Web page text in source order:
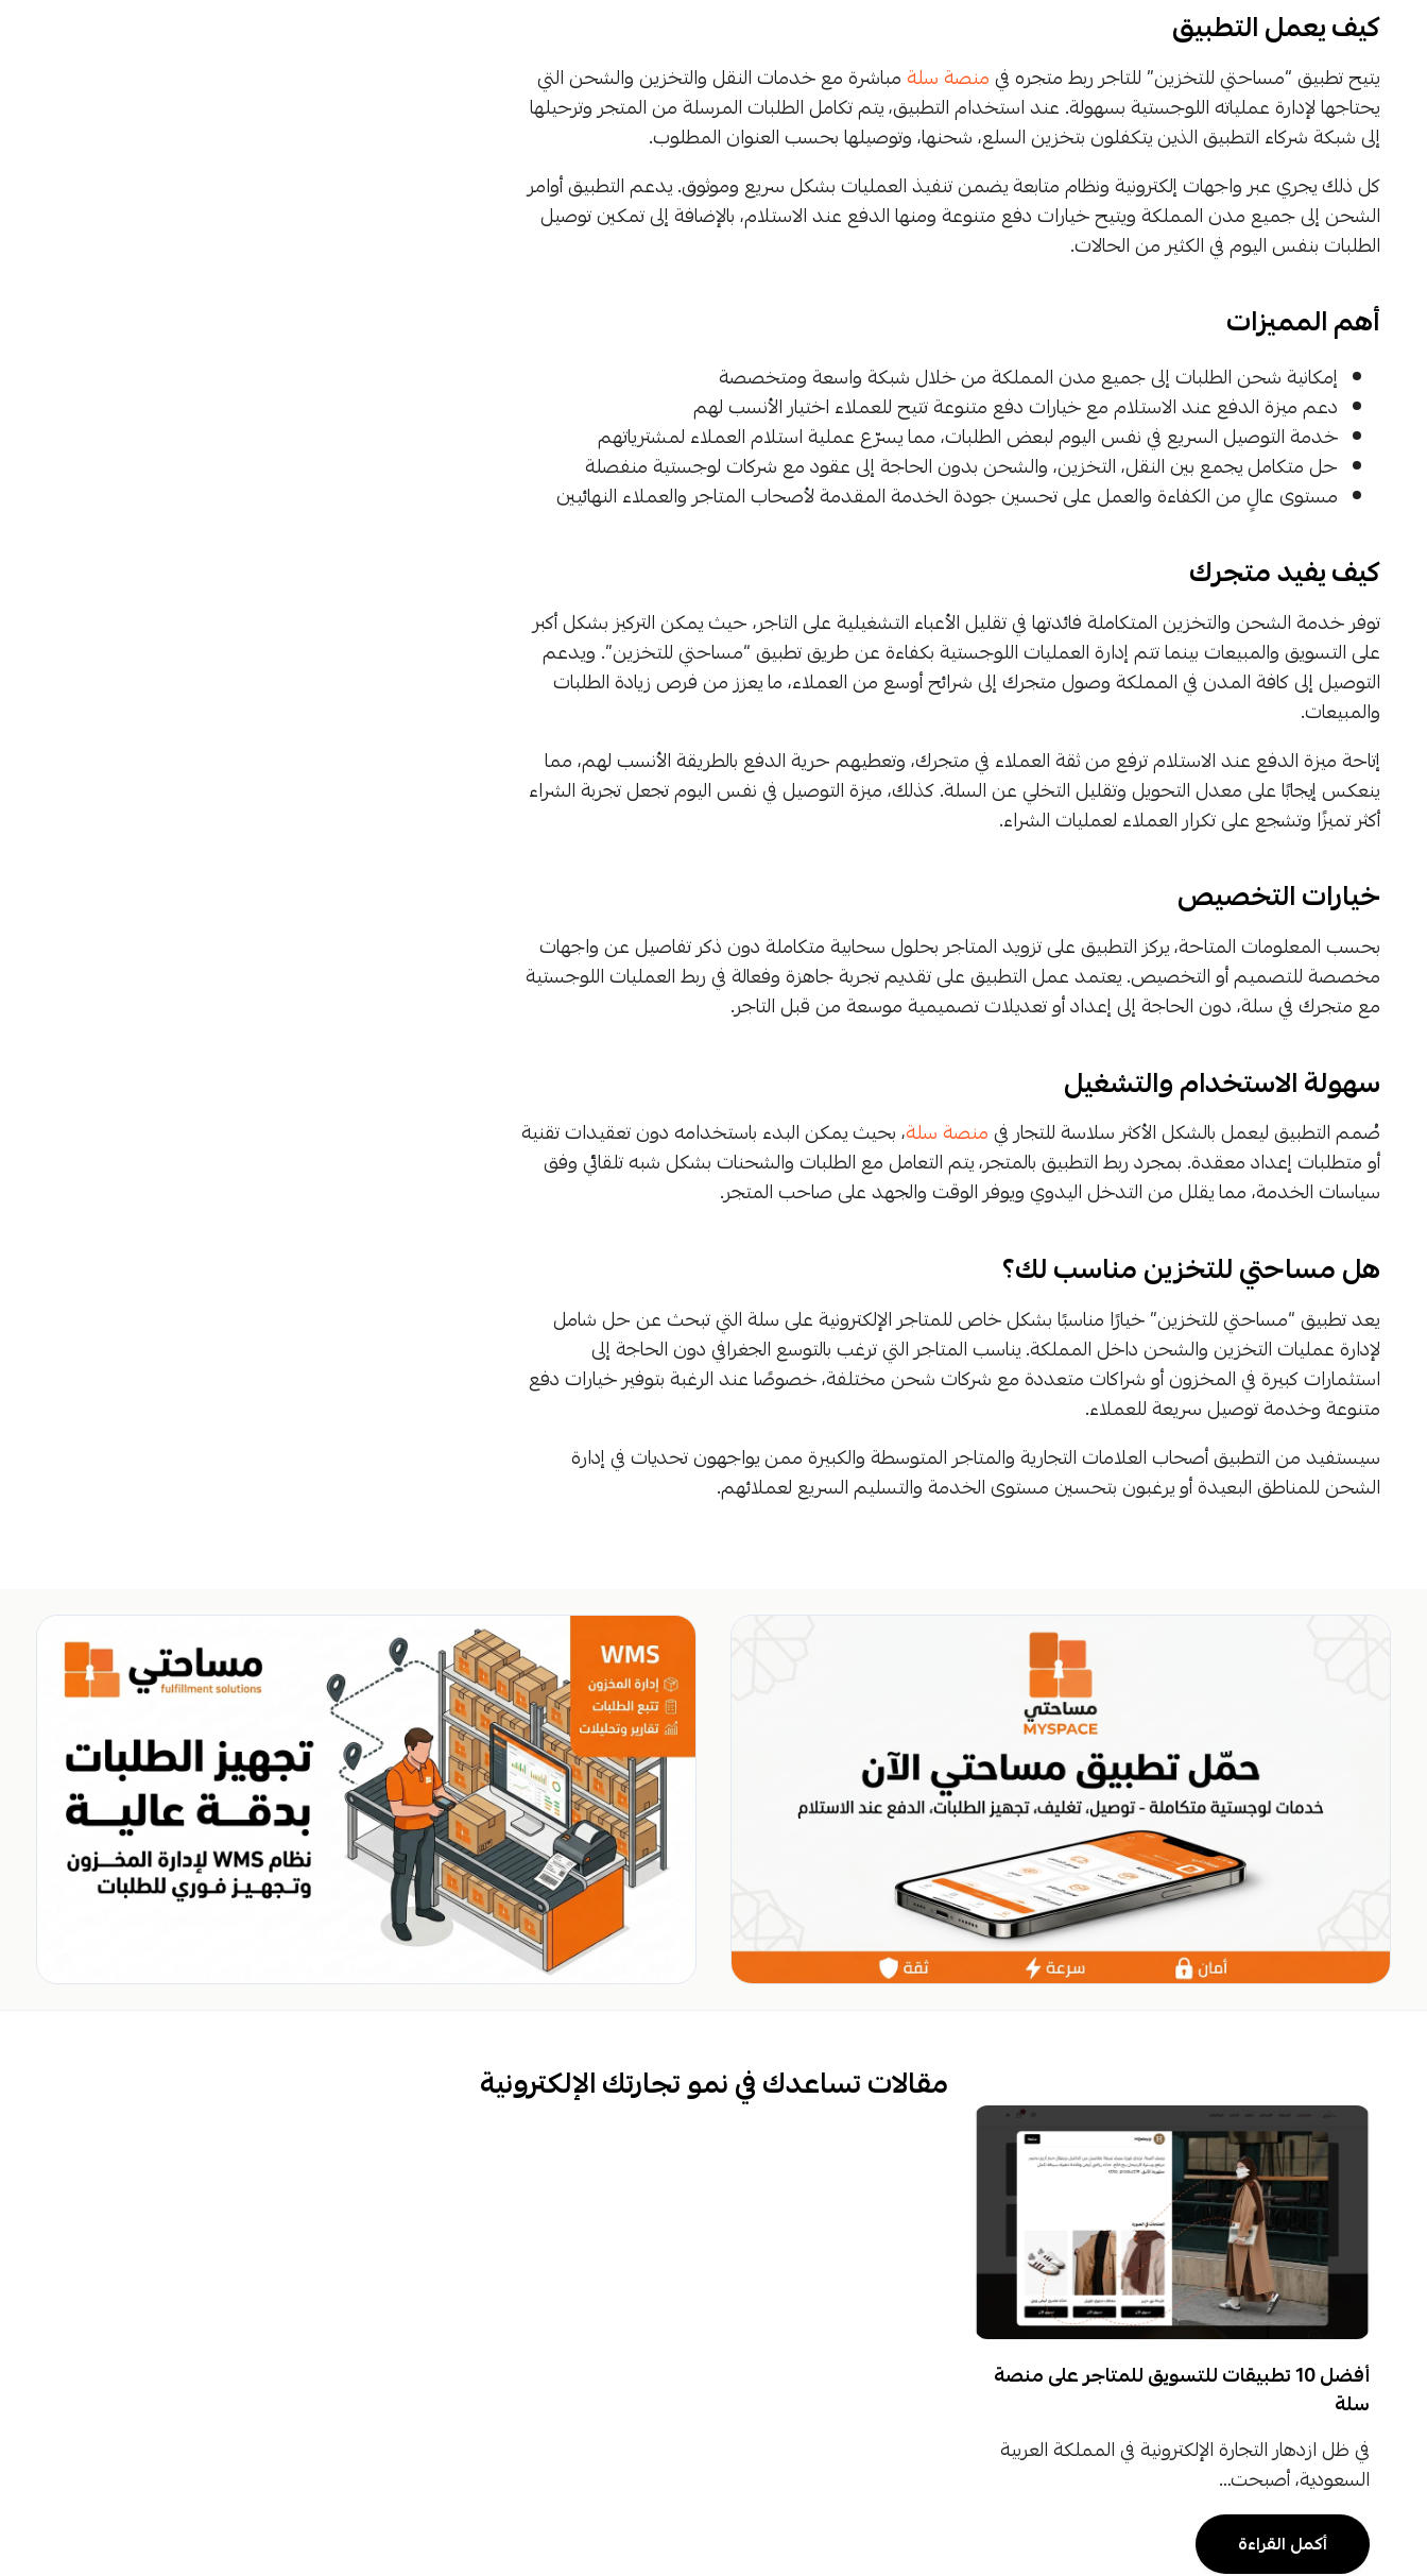
كيف يعمل التطبيق
يتيح تطبيق “مساحتي للتخزين” للتاجر ربط متجره فيمنصة سلةمباشرة مع خدمات النقل والتخزين والشحن التي
يحتاجها لإدارة عملياته اللوجستية بسهولة. عند استخدام التطبيق، يتم تكامل الطلبات المرسلة من المتجر وترحيلها
إلى شبكة شركاء التطبيق الذين يتكفلون بتخزين السلع، شحنها، وتوصيلها بحسب العنوان المطلوب.
كل ذلك يجري عبر واجهات إلكترونية ونظام متابعة يضمن تنفيذ العمليات بشكل سريع وموثوق. يدعم التطبيق أوامر
الشحن إلى جميع مدن المملكة ويتيح خيارات دفع متنوعة ومنها الدفع عند الاستلام، بالإضافة إلى تمكين توصيل
الطلبات بنفس اليوم في الكثير من الحالات.
أهم المميزات
إمكانية شحن الطلبات إلى جميع مدن المملكة من خلال شبكة واسعة ومتخصصة
دعم ميزة الدفع عند الاستلام مع خيارات دفع متنوعة تتيح للعملاء اختيار الأنسب لهم
خدمة التوصيل السريع في نفس اليوم لبعض الطلبات، مما يسرّع عملية استلام العملاء لمشترياتهم
حل متكامل يجمع بين النقل، التخزين، والشحن بدون الحاجة إلى عقود مع شركات لوجستية منفصلة
مستوى عالٍ من الكفاءة والعمل على تحسين جودة الخدمة المقدمة لأصحاب المتاجر والعملاء النهائيين
كيف يفيد متجرك
توفر خدمة الشحن والتخزين المتكاملة فائدتها في تقليل الأعباء التشغيلية على التاجر، حيث يمكن التركيز بشكل أكبر
على التسويق والمبيعات بينما تتم إدارة العمليات اللوجستية بكفاءة عن طريق تطبيق “مساحتي للتخزين”. ويدعم
التوصيل إلى كافة المدن في المملكة وصول متجرك إلى شرائح أوسع من العملاء، ما يعزز من فرص زيادة الطلبات
والمبيعات.
إتاحة ميزة الدفع عند الاستلام ترفع من ثقة العملاء في متجرك، وتعطيهم حرية الدفع بالطريقة الأنسب لهم، مما
ينعكس إيجابًا على معدل التحويل وتقليل التخلي عن السلة. كذلك، ميزة التوصيل في نفس اليوم تجعل تجربة الشراء
أكثر تميزًا وتشجع على تكرار العملاء لعمليات الشراء.
خيارات التخصيص
بحسب المعلومات المتاحة، يركز التطبيق على تزويد المتاجر بحلول سحابية متكاملة دون ذكر تفاصيل عن واجهات
مخصصة للتصميم أو التخصيص. يعتمد عمل التطبيق على تقديم تجربة جاهزة وفعالة في ربط العمليات اللوجستية
مع متجرك في سلة، دون الحاجة إلى إعداد أو تعديلات تصميمية موسعة من قبل التاجر.
سهولة الاستخدام والتشغيل
صُمم التطبيق ليعمل بالشكل الأكثر سلاسة للتجار فيمنصة سلة، بحيث يمكن البدء باستخدامه دون تعقيدات تقنية
أو متطلبات إعداد معقدة. بمجرد ربط التطبيق بالمتجر، يتم التعامل مع الطلبات والشحنات بشكل شبه تلقائي وفق
سياسات الخدمة، مما يقلل من التدخل اليدوي ويوفر الوقت والجهد على صاحب المتجر.
هل مساحتي للتخزين مناسب لك؟
يعد تطبيق “مساحتي للتخزين” خيارًا مناسبًا بشكل خاص للمتاجر الإلكترونية على سلة التي تبحث عن حل شامل
لإدارة عمليات التخزين والشحن داخل المملكة. يناسب المتاجر التي ترغب بالتوسع الجغرافي دون الحاجة إلى
استثمارات كبيرة في المخزون أو شراكات متعددة مع شركات شحن مختلفة، خصوصًا عند الرغبة بتوفير خيارات دفع
متنوعة وخدمة توصيل سريعة للعملاء.
سيستفيد من التطبيق أصحاب العلامات التجارية والمتاجر المتوسطة والكبيرة ممن يواجهون تحديات في إدارة
الشحن للمناطق البعيدة أو يرغبون بتحسين مستوى الخدمة والتسليم السريع لعملائهم.
مقالات تساعدك في نمو تجارتك الإلكترونية
أفضل 10 تطبيقات للتسويق للمتاجر على منصة
سلة
في ظل ازدهار التجارة الإلكترونية في المملكة العربية
السعودية، أصبحت…
أكمل القراءة